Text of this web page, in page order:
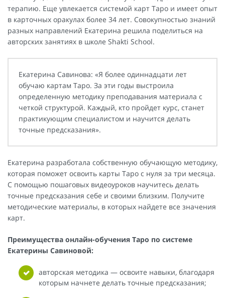
терапию. Еще увлекается системой карт Таро и имеет опыт
в карточных оракулах более 34 лет. Совокупностью знаний
разных направлений Екатерина решила поделиться на
авторских занятиях в школе Shakti School.
Екатерина Савинова: «Я более одиннадцати лет
обучаю картам Таро. За эти годы выстроила
определенную методику преподавания материала с
четкой структурой. Каждый, кто пройдет курс, станет
практикующим специалистом и научится делать
точные предсказания».
Екатерина разработала собственную обучающую методику,
которая поможет освоить карты Таро с нуля за три месяца.
С помощью пошаговых видеоуроков научитесь делать
точные предсказания себе и своими близким. Получите
методические материалы, в которых найдете все значения
карт.
Преимущества онлайн-обучения Таро по системе
Екатерины Савиновой:
авторская методика — освоите навыки, благодаря
которым начнете делать точные предсказания;